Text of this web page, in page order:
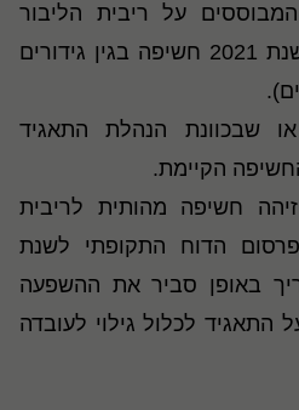
המבוססים על ריבית הליבור
ואשר נמשכים אחרי שנת 2021 חשיפה בגין גידורים
שבכוונת הנהלת התאגיד
הקיימת.
חשיפה מהותית לריבית
הדוח התקופתי לשנת
להעריך באופן סביר את ההשפעה
התאגיד לכלול גילוי לעובדה